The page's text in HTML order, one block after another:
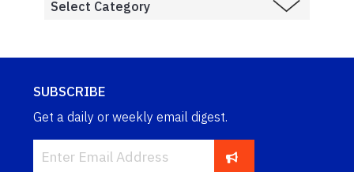
SUBSCRIBE
Get a daily or weekly email digest.